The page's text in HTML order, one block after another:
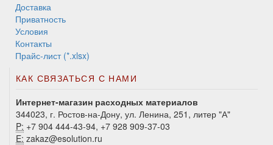
Доставка
Приватность
Условия
Контакты
Прайс-лист (*.xlsx)
КАК СВЯЗАТЬСЯ С НАМИ
Интернет-магазин расходных материалов
344023, г. Ростов-на-Дону, ул. Ленина, 251, литер "А"
P: +7 904 444-43-94, +7 928 909-37-03
E: zakaz@esolution.ru